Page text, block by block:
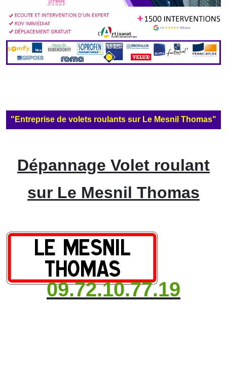
"Entreprise de volets roulants sur Le Mesnil Thomas"
Dépannage Volet roulant
sur Le Mesnil Thomas
09.72.10.77.19